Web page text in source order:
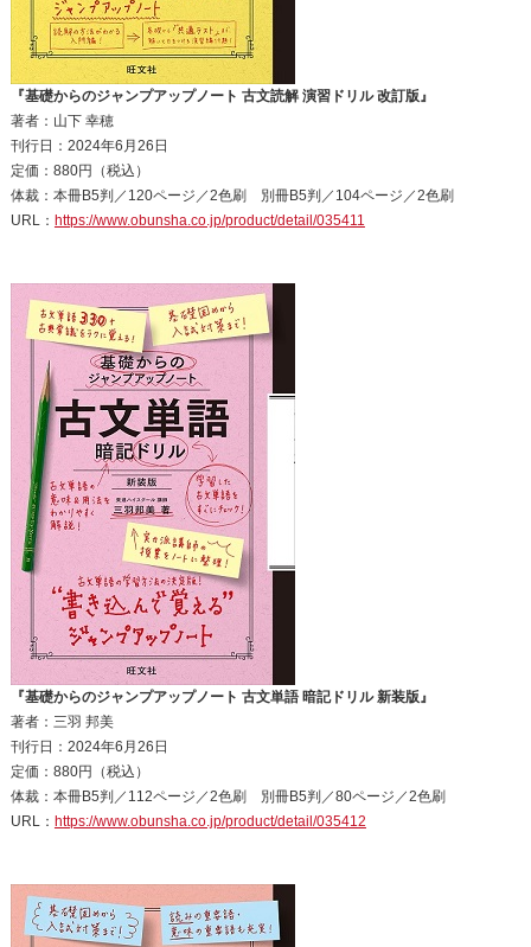
『基礎からのジャンプアップノート 古文読解 演習ドリル 改訂版』
著者：山下 幸穂
刊行日：2024年6月26日
定価：880円（税込）
体裁：本冊B5判／120ページ／2色刷 別冊B5判／104ページ／2色刷
URL： https://www.obunsha.co.jp/product/detail/035411
『基礎からのジャンプアップノート 古文単語 暗記ドリル 新装版』
著者：三羽 邦美
刊行日：2024年6月26日
定価：880円（税込）
体裁：本冊B5判／112ページ／2色刷 別冊B5判／80ページ／2色刷
URL： https://www.obunsha.co.jp/product/detail/035412